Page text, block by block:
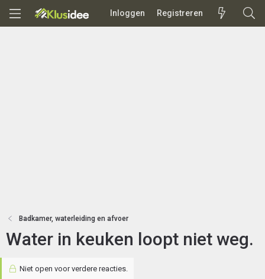
Inloggen Registreren
Badkamer, waterleiding en afvoer
Water in keuken loopt niet weg.
Niet open voor verdere reacties.